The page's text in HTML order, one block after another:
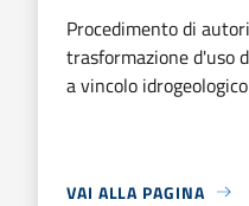
Procedimento di
trasformazione d'uso
a vincolo idrogeologico
VAI ALLA PAGINA